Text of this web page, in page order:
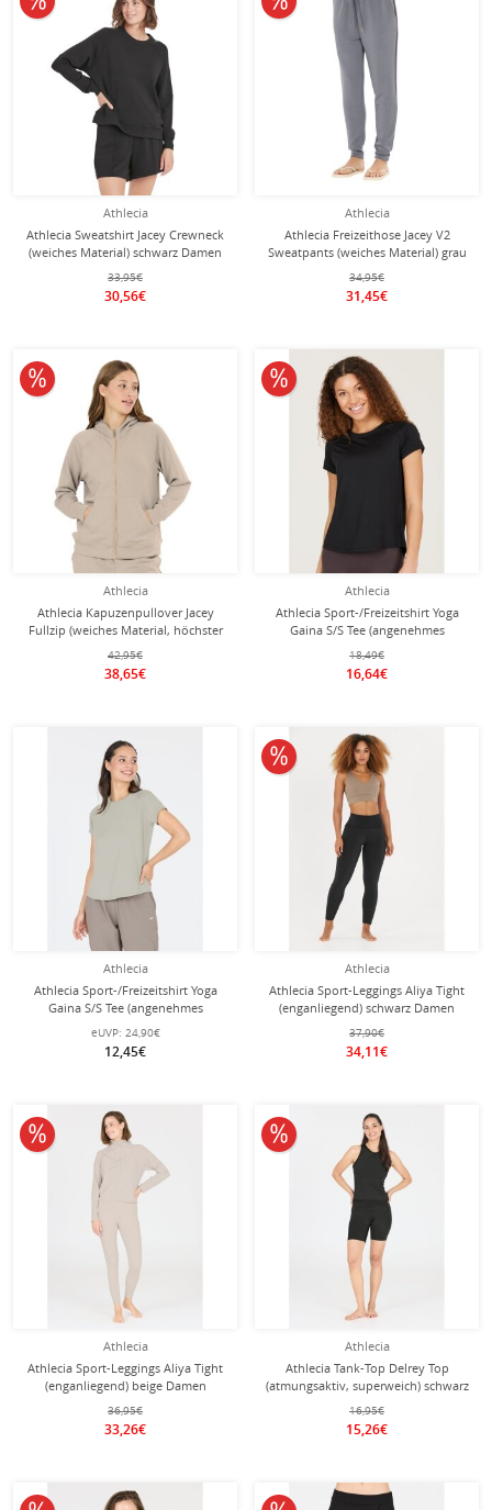
Athlecia
Athlecia Sweatshirt Jacey Crewneck
(weiches Material) schwarz Damen
33,95€
30,56€
Athlecia
Athlecia Freizeithose Jacey V2
Sweatpants (weiches Material) grau
Damen
34,95€
31,45€
Athlecia
Athlecia Kapuzenpullover Jacey
Fullzip (weiches Material, höchster
Tragekomfort) beige Damen
42,95€
38,65€
10% reduziert
Athlecia
Athlecia Sport-/Freizeitshirt Yoga
Gaina S/S Tee (angenehmes
Tragegefühl) schwarz Damen
18,49€
16,64€
10% reduziert
Athlecia
Athlecia Sport-/Freizeitshirt Yoga
Gaina S/S Tee (angenehmes
Tragegefühl) khakigrün Damen
eUVP: 24,90€
12,45€
Athlecia
Athlecia Sport-Leggings Aliya Tight
(enganliegend) schwarz Damen
37,90€
34,11€
10% reduziert
Athlecia
Athlecia Sport-Leggings Aliya Tight
(enganliegend) beige Damen
36,95€
33,26€
10% reduziert
Athlecia
Athlecia Tank-Top Delrey Top
(atmungsaktiv, superweich) schwarz
Damen
16,95€
15,26€
10% reduziert